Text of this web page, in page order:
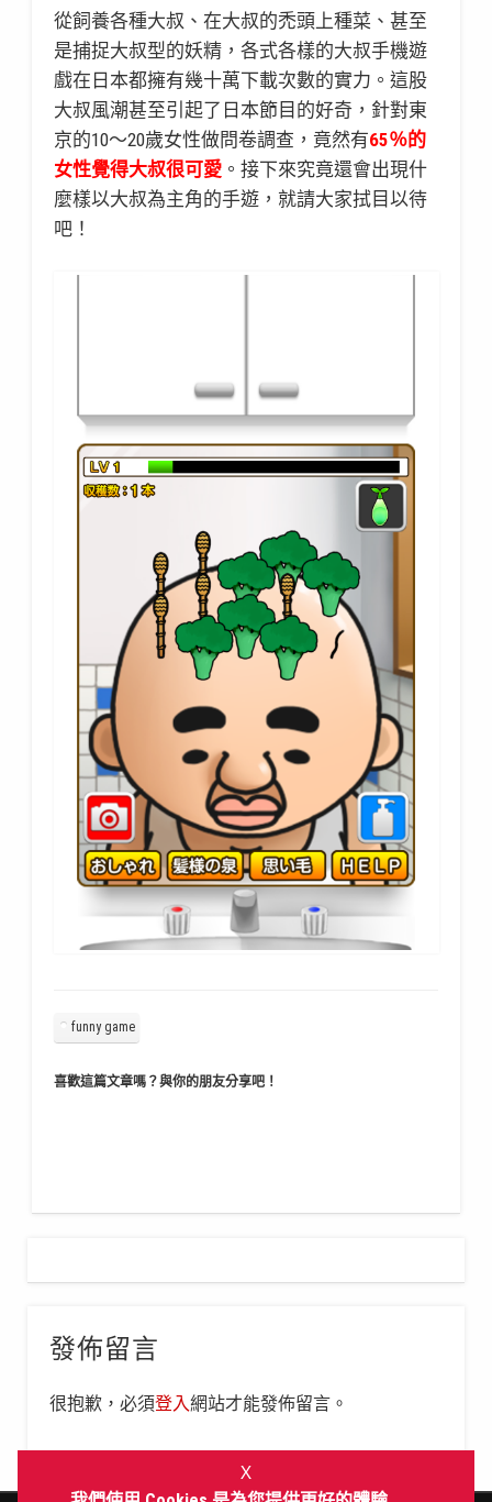
從飼養各種大叔、在大叔的禿頭上種菜、甚至
是捕捉大叔型的妖精，各式各樣的大叔手機遊
戲在日本都擁有幾十萬下載次數的實力。這股
大叔風潮甚至引起了日本節目的好奇，針對東
京的10～20歲女性做問卷調查，竟然有65％的
女性覺得大叔很可愛。接下來究竟還會出現什
麼樣以大叔為主角的手遊，就請大家拭目以待
吧！
funny game
喜歡這篇文章嗎？與你的朋友分享吧！
發佈留言
很抱歉，必須登入網站才能發佈留言。
Ｘ